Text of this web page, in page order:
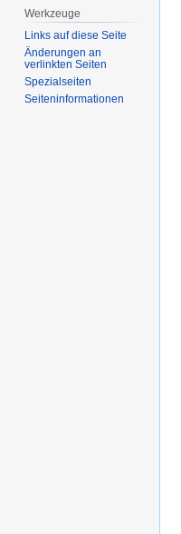
Werkzeuge
Links auf diese Seite
Änderungen an
verlinkten Seiten
Spezialseiten
Seiten­­informationen